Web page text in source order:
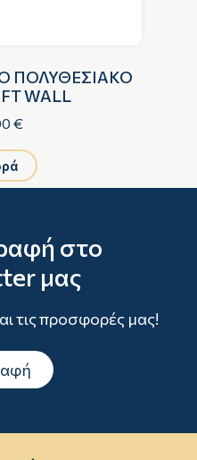
ΠΟΛΥΘΕΣΙΑΚΟ
WALL
€
στο
μας
τις προσφορές μας!